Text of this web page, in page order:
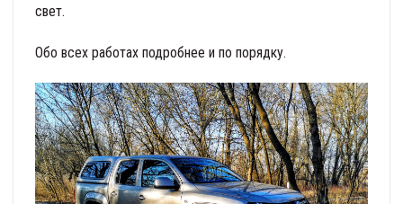
свет.
Обо всех работах подробнее и по порядку.